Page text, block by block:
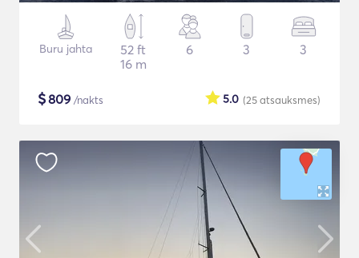
Buru jahta
52 ft
16 m
6 3 3
$809 /nakts (25atsauksmes)
5.0